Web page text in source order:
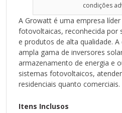
Sistemas solares híbridos:
Permite a integração de
renováveis, como painéis
o banco de baterias.
Sistemas solares
Ideal para instalações
que exigem alta capacidade
Especificações Técnicas
condições
A Growatt é uma empresa
fotovoltaicas, reconhecida por
e produtos de alta qualidade.
ampla gama de inversores
armazenamento de energia e
sistemas fotovoltaicos,
residenciais quanto comerciais.
Itens Inclusos